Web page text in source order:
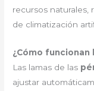
recursos naturales,
de climatización
¿Cómo funcionan
Las lamas de las
ajustar